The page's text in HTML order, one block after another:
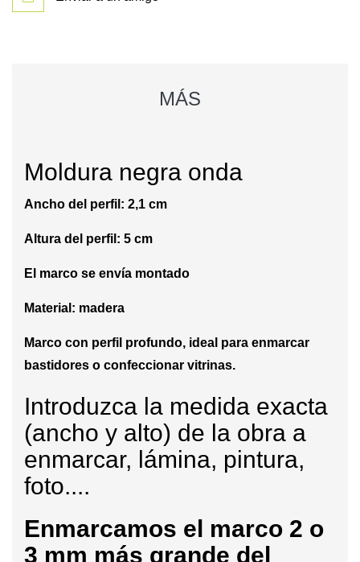
MÁS
Moldura negra onda
Ancho del perfil: 2,1 cm
Altura del perfil: 5 cm
El marco se envía montado
Material: madera
Marco con perfil profundo, ideal para enmarcar
bastidores o confeccionar vitrinas.
Introduzca la medida exacta
(ancho y alto) de la obra a
enmarcar, lámina, pintura,
foto....
Enmarcamos el marco 2 o
3 mm más grande del